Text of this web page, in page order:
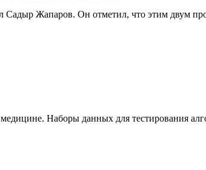
Садыр Жапаров. Он отметил, что этим двум
Наборы данных для тестирования